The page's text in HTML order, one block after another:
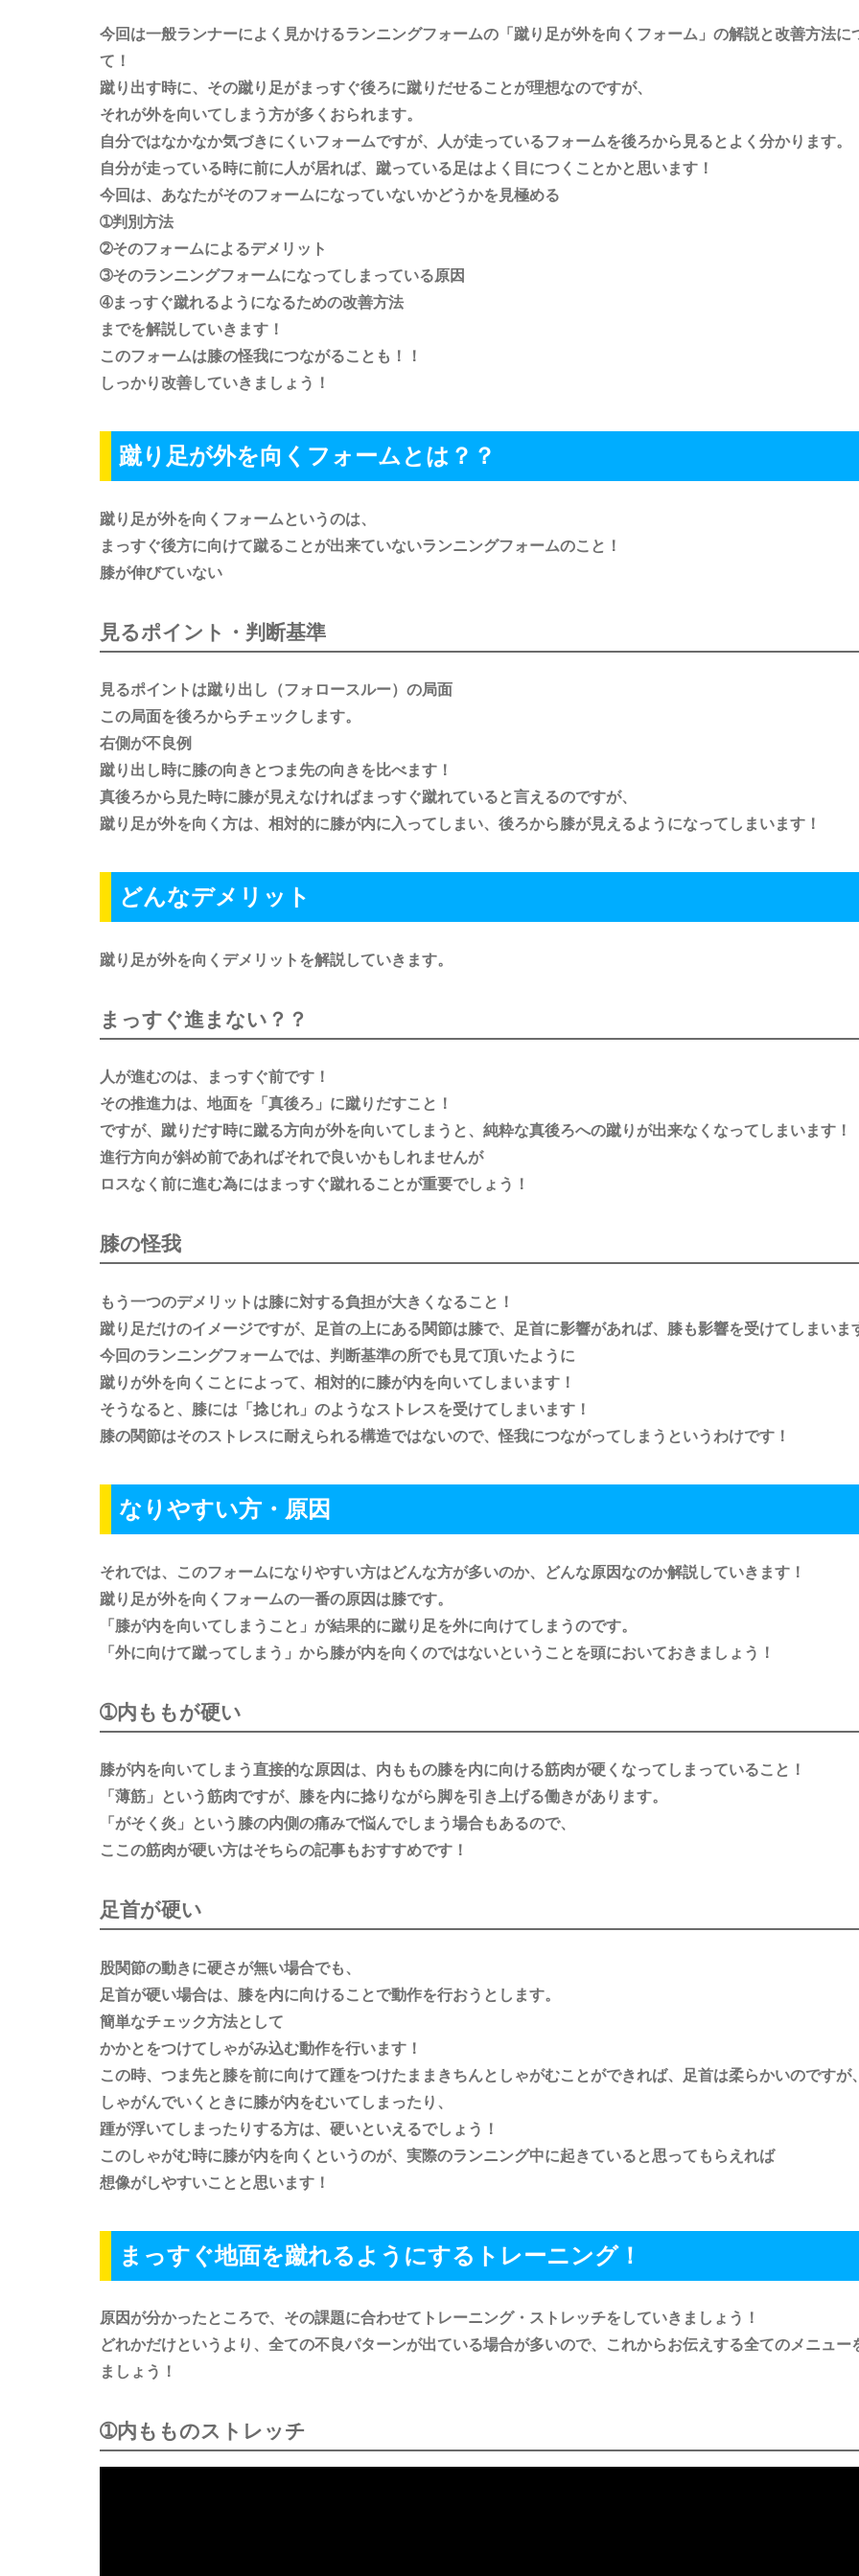
今回は一般ランナーによく見かけるランニングフォームの「蹴り足が外を向くフォーム」の解説と改善方法に
て！
蹴り出す時に、その蹴り足がまっすぐ後ろに蹴りだせることが理想なのですが、
それが外を向いてしまう方が多くおられます。
自分ではなかなか気づきにくいフォームですが、人が走っているフォームを後ろから見るとよく分かります。
自分が走っている時に前に人が居れば、蹴っている足はよく目につくことかと思います！
今回は、あなたがそのフォームになっていないかどうかを見極める
➀判別方法
➁そのフォームによるデメリット
➂そのランニングフォームになってしまっている原因
➃まっすぐ蹴れるようになるための改善方法
までを解説していきます！
このフォームは膝の怪我につながることも！！
しっかり改善していきましょう！
蹴り足が外を向くフォームとは？？
蹴り足が外を向くフォームというのは、
まっすぐ後方に向けて蹴ることが出来ていないランニングフォームのこと！
膝が伸びていない
見るポイント・判断基準
見るポイントは蹴り出し（フォロースルー）の局面
この局面を後ろからチェックします。
右側が不良例
蹴り出し時に膝の向きとつま先の向きを比べます！
真後ろから見た時に膝が見えなければまっすぐ蹴れていると言えるのですが、
蹴り足が外を向く方は、相対的に膝が内に入ってしまい、後ろから膝が見えるようになってしまいます！
どんなデメリット
蹴り足が外を向くデメリットを解説していきます。
まっすぐ進まない？？
人が進むのは、まっすぐ前です！
その推進力は、地面を「真後ろ」に蹴りだすこと！
ですが、蹴りだす時に蹴る方向が外を向いてしまうと、純粋な真後ろへの蹴りが出来なくなってしまいます！
進行方向が斜め前であればそれで良いかもしれませんが
ロスなく前に進む為にはまっすぐ蹴れることが重要でしょう！
膝の怪我
もう一つのデメリットは膝に対する負担が大きくなること！
蹴り足だけのイメージですが、足首の上にある関節は膝で、足首に影響があれば、膝も影響を受けてしまいま
今回のランニングフォームでは、判断基準の所でも見て頂いたように
蹴りが外を向くことによって、相対的に膝が内を向いてしまいます！
そうなると、膝には「捻じれ」のようなストレスを受けてしまいます！
膝の関節はそのストレスに耐えられる構造ではないので、怪我につながってしまうというわけです！
なりやすい方・原因
それでは、このフォームになりやすい方はどんな方が多いのか、どんな原因なのか解説していきます！
蹴り足が外を向くフォームの一番の原因は膝です。
「膝が内を向いてしまうこと」が結果的に蹴り足を外に向けてしまうのです。
「外に向けて蹴ってしまう」から膝が内を向くのではないということを頭においておきましょう！
➀内ももが硬い
膝が内を向いてしまう直接的な原因は、内ももの膝を内に向ける筋肉が硬くなってしまっていること！
「薄筋」という筋肉ですが、膝を内に捻りながら脚を引き上げる働きがあります。
「がそく炎」という膝の内側の痛みで悩んでしまう場合もあるので、
ここの筋肉が硬い方はそちらの記事もおすすめです！
足首が硬い
股関節の動きに硬さが無い場合でも、
足首が硬い場合は、膝を内に向けることで動作を行おうとします。
簡単なチェック方法として
かかとをつけてしゃがみ込む動作を行います！
この時、つま先と膝を前に向けて踵をつけたままきちんとしゃがむことができれば、足首は柔らかいのですが
しゃがんでいくときに膝が内をむいてしまったり、
踵が浮いてしまったりする方は、硬いといえるでしょう！
このしゃがむ時に膝が内を向くというのが、実際のランニング中に起きていると思ってもらえれば
想像がしやすいことと思います！
まっすぐ地面を蹴れるようにするトレーニング！
原因が分かったところで、その課題に合わせてトレーニング・ストレッチをしていきましょう！
どれかだけというより、全ての不良パターンが出ている場合が多いので、これからお伝えする全てのメニュー
ましょう！
➀内もものストレッチ